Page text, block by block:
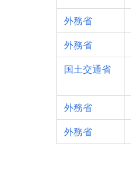
外務省
外務省
国土交通省
外務省
外務省